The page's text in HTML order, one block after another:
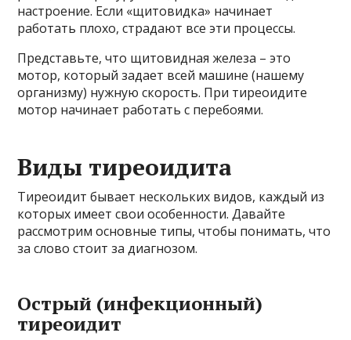
настроение. Если «щитовидка» начинает
работать плохо, страдают все эти процессы.
Представьте, что щитовидная железа – это
мотор, который задает всей машине (нашему
организму) нужную скорость. При тиреоидите
мотор начинает работать с перебоями.
Виды тиреоидита
Тиреоидит бывает нескольких видов, каждый из
которых имеет свои особенности. Давайте
рассмотрим основные типы, чтобы понимать, что
за слово стоит за диагнозом.
Острый (инфекционный)
тиреоидит